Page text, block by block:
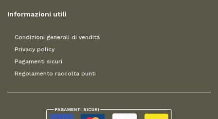
Informazioni utili
Condizioni generali di vendita
Privacy policy
Pagamenti sicuri
Regolamento raccolta punti